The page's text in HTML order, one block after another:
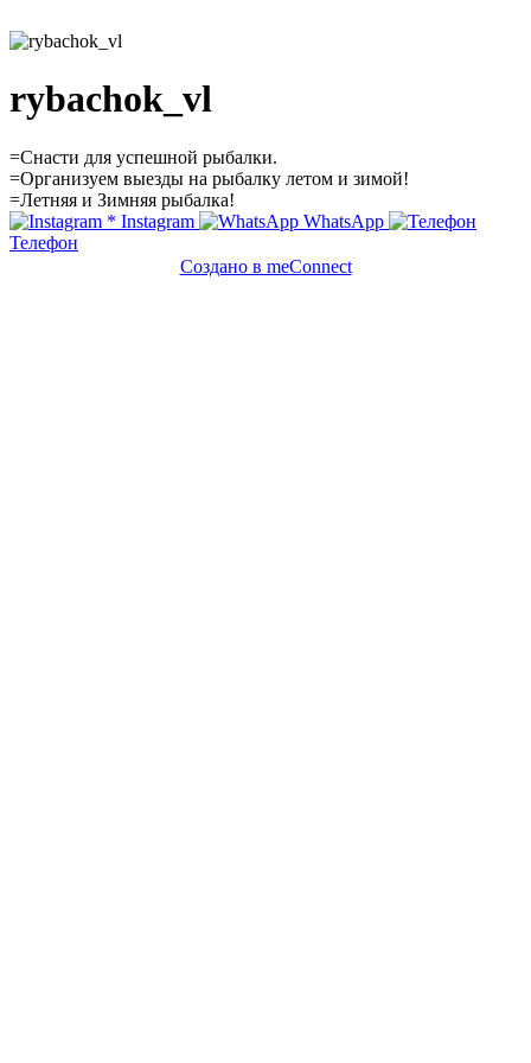
rybachok_vl
=Снасти для успешной рыбалки.
=Организуем выезды на рыбалку летом и зимой!
=Летняя и Зимняя рыбалка!
* Instagram
WhatsApp
Телефон
Создано в meConnect